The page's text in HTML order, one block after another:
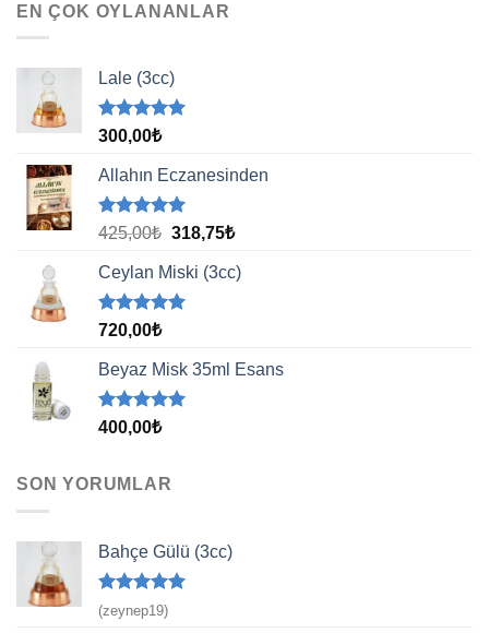
EN ÇOK OYLANANLAR
Lale (3cc)
5 üzerinden
aldı
300,00₺
Allahın Eczanesinden
5 üzerinden
aldı
425,00₺ Orijinal
425,00₺.
318,75₺Şu
fiyat:
Ceylan Miski (3cc)
5 üzerinden
aldı
720,00₺
Beyaz Misk 35ml Esans
5 üzerinden
400,00₺
SON YORUMLAR
Bahçe Gülü (3cc)
5 üzerinden
5
oy aldı
(zeynep19)